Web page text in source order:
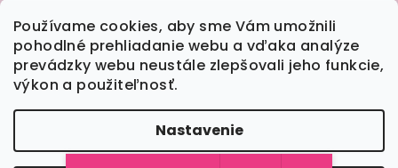
Používame cookies, aby sme Vám umožnili
pohodlné prehliadanie webu a vďaka analýze
prevádzky webu neustále zlepšovali jeho funkcie,
výkon a použiteľnosť.
Nastavenie
Sledovať na Instagrame
Copyright 2026Calimera.sk. Všetky práva